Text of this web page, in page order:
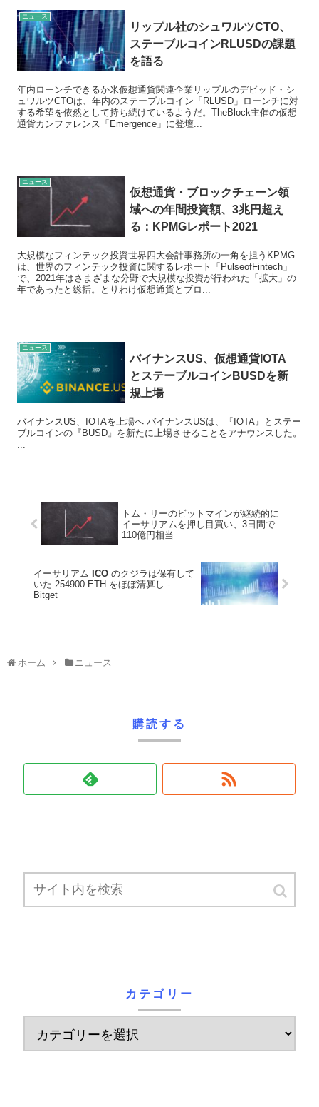
ニュース
リップル社のシュワルツCTO、
ステーブルコインRLUSDの課題
を語る
年内ローンチできるか米仮想通貨関連企業リップルのデビッド・シ
ュワルツCTOは、年内のステーブルコイン「RLUSD」ローンチに対
する希望を依然として持ち続けているようだ。TheBlock主催の仮想
通貨カンファレンス「Emergence」に登壇...
ニュース
仮想通貨・ブロックチェーン領
域への年間投資額、3兆円超え
る：KPMGレポート2021
大規模なフィンテック投資世界四大会計事務所の一角を担うKPMG
は、世界のフィンテック投資に関するレポート「PulseofFintech」
で、2021年はさまざまな分野で大規模な投資が行われた「拡大」の
年であったと総括。とりわけ仮想通貨とブロ...
ニュース
バイナンスUS、仮想通貨IOTA
とステーブルコインBUSDを新
規上場
バイナンスUS、IOTAを上場へ バイナンスUSは、『IOTA』とステー
ブルコインの『BUSD』を新たに上場させることをアナウンスした。
トム・リーのビットマインが継続的に
イーサリアムを押し目買い、3日間で
110億円相当
イーサリアム ICO のクジラは保有して
いた 254900 ETH をほぼ清算し -
Bitget
ホーム ニュース
購読する
カテゴリー